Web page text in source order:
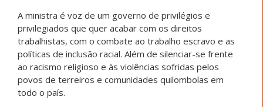
A ministra é voz de um governo de privilégios e
privilegiados que quer acabar com os direitos
trabalhistas, com o combate ao trabalho escravo e as
políticas de inclusão racial. Além de silenciar-se frente
ao racismo religioso e às violências sofridas pelos
povos de terreiros e comunidades quilombolas em
todo o país.